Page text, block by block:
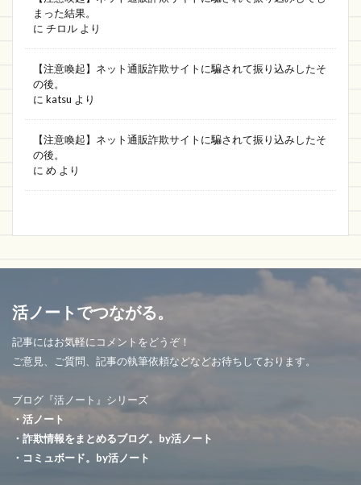
まった結果。
に チロル より
【注意喚起】ネット通販詐欺サイトに騙されて振り込みしたそ
の後。
に katsu より
【注意喚起】ネット通販詐欺サイトに騙されて振り込みしたそ
の後。
に め より
活ノートでつながる。
記事にはお気軽にコメントをどうぞ！
ご意見、ご質問、記事の執筆依頼などなどお待ちしております。
ブログ『活ノート』シリーズ
・活ノート
・詐欺情報をまとめるブログ。by活ノート
・コミュボード。by活ノート